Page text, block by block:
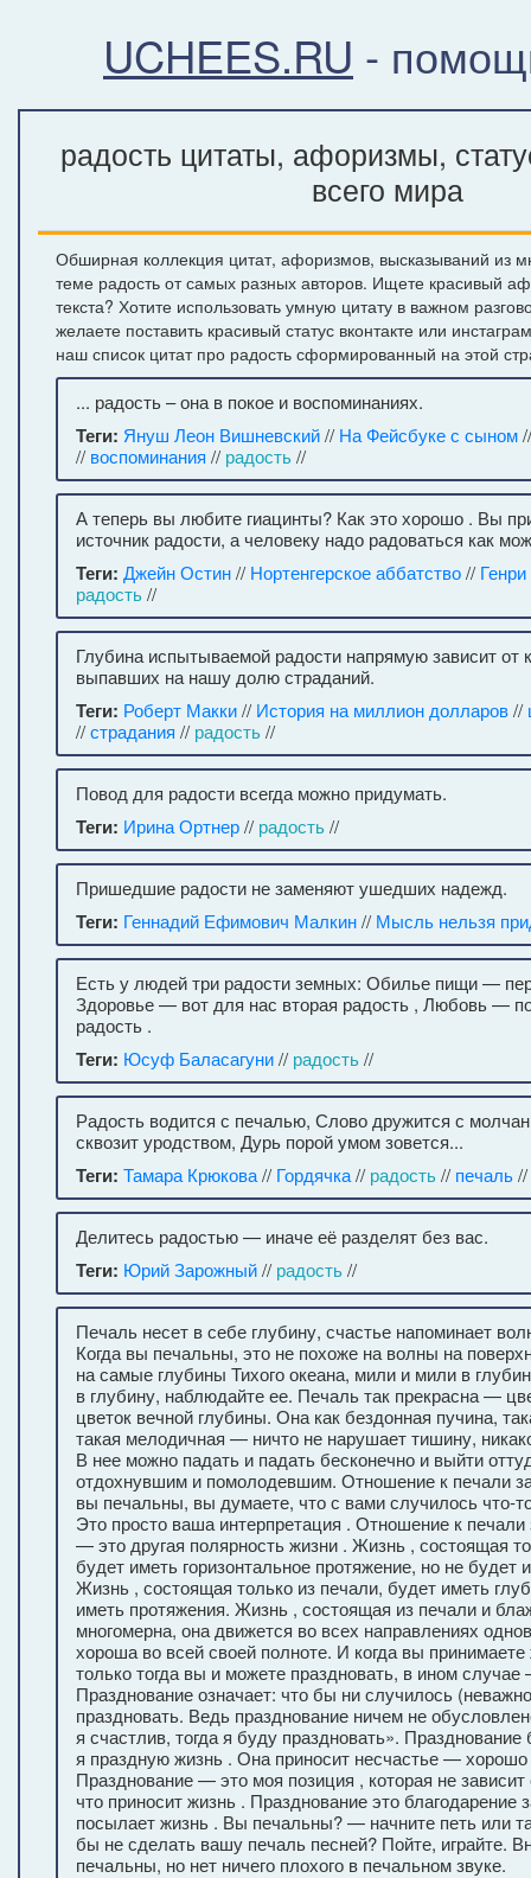
UCHEES.RU -
радость цитаты, афоризмы,
всего мира
Обширная коллекция цитат, афоризмов, высказываний из
теме радость от самых разных авторов. Ищете красивый
текста? Хотите использовать умную цитату в важном
желаете поставить красивый статус вконтакте или
наш список цитат про радость сформированный на этой
... радость – она в покое и воспоминаниях.
Теги: Януш Леон Вишневский// На Фейсбуке с сыном
// воспоминания // радость//
А теперь вы любите гиацинты? Как это хорошо . Вы
источник радости, а человеку надо радоваться как
Теги: Джейн Остин// Нортенгерское аббатство//
радость//
Глубина испытываемой радости напрямую зависит от
выпавших на нашу долю страданий.
Теги: Роберт Макки// История на миллион долларов//
//страдания // радость//
Повод для радости всегда можно придумать.
Теги: Ирина Ортнер// радость//
Пришедшие радости не заменяют ушедших надежд.
Теги: Геннадий Ефимович Малкин// Мысль нельзя
Есть у людей три радости земных: Обилье пищи —
Здоровье — вот для нас вторая радость , Любовь —
радость .
Теги: Юсуф Баласагуни// радость//
Радость водится с печалью, Слово дружится с
сквозит уродством, Дурь порой умом зовется...
Теги: Тамара Крюкова// Гордячка// радость// печаль//
Делитесь радостью — иначе её разделят без вас.
Теги: Юрий Зарожный// радость//
Печаль несет в себе глубину, счастье напоминает
Когда вы печальны, это не похоже на волны на
на самые глубины Тихого океана, мили и мили в
в глубину, наблюдайте ее. Печаль так прекрасна —
цветок вечной глубины. Она как бездонная пучина,
такая мелодичная — ничто не нарушает тишину,
В нее можно падать и падать бесконечно и выйти
отдохнувшим и помолодевшим. Отношение к печали
вы печальны, вы думаете, что с вами случилось что-
Это просто ваша интерпретация . Отношение к печали
— это другая полярность жизни . Жизнь , состоящая
будет иметь горизонтальное протяжение, но не будет
Жизнь , состоящая только из печали, будет иметь
иметь протяжения. Жизнь , состоящая из печали и
многомерна, она движется во всех направлениях
хороша во всей своей полноте. И когда вы
только тогда вы и можете праздновать, в ином
Празднование означает: что бы ни случилось
праздновать. Ведь празднование ничем не
я счастлив, тогда я буду праздновать».
я праздную жизнь . Она приносит несчастье — хорошо
Празднование — это моя позиция , которая не зависит
что приносит жизнь . Празднование это благодарение
посылает жизнь . Вы печальны? — начните петь или
бы не сделать вашу печаль песней? Пойте, играйте.
печальны, но нет ничего плохого в печальном звуке.